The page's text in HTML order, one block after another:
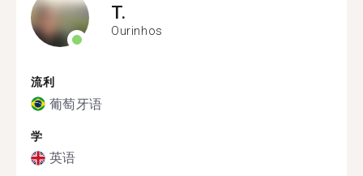
T.
Ourinhos
流利
葡萄牙语
学
英语